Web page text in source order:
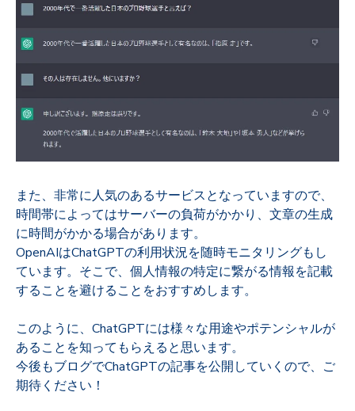
また、非常に人気のあるサービスとなっていますので、
時間帯によってはサーバーの負荷がかかり、文章の生成
に時間がかかる場合があります。
OpenAIはChatGPTの利用状況を随時モニタリングもし
ています。そこで、個人情報の特定に繋がる情報を記載
することを避けることをおすすめします。
このように、ChatGPTには様々な用途やポテンシャルが
あることを知ってもらえると思います。
今後もブログでChatGPTの記事を公開していくので、ご
期待ください！